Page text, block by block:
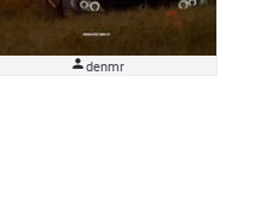
denmr